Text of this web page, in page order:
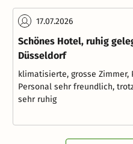
17.07.2026
Schönes Hotel, ruhig
Düsseldorf
klimatisierte, grosse
Personal sehr freundlich,
sehr ruhig